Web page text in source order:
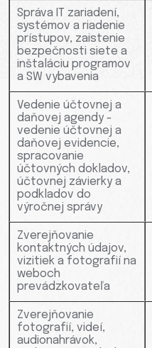
Správa IT zariadení,
systémov a riadenie
prístupov, zaistenie
bezpečnosti siete a
inštaláciu programov
a SW vybavenia
Vedenie účtovnej a
daňovej agendy -
vedenie účtovnej a
daňovej evidencie,
spracovanie
účtovných dokladov,
účtovnej závierky a
podkladov do
výročnej správy
Zverejňovanie
kontaktných údajov,
vizitiek a fotografií na
weboch
prevádzkovateľa
Zverejňovanie
fotografií, videí,
audionahrávok,